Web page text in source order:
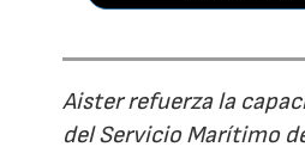
Aister refuerza la
del Servicio Marítimo